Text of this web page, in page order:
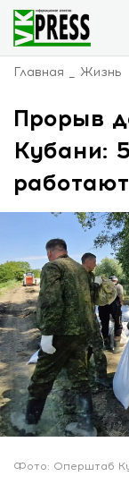
Главная Жизнь
Прорыв
Кубани:
Фото: Оперштаб